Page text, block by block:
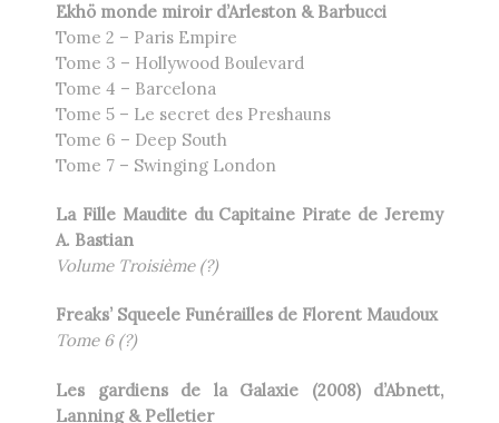
Ekhö monde miroir d’Arleston & Barbucci
Tome 2 – Paris Empire
Tome 3 – Hollywood Boulevard
Tome 4 – Barcelona
Tome 5 – Le secret des Preshauns
Tome 6 – Deep South
Tome 7 – Swinging London
La Fille Maudite du Capitaine Pirate de Jeremy
A. Bastian
Volume Troisième (?)
Freaks’ Squeele Funérailles de Florent Maudoux
Tome 6 (?)
Les gardiens de la Galaxie (2008) d’Abnett,
Lanning & Pelletier